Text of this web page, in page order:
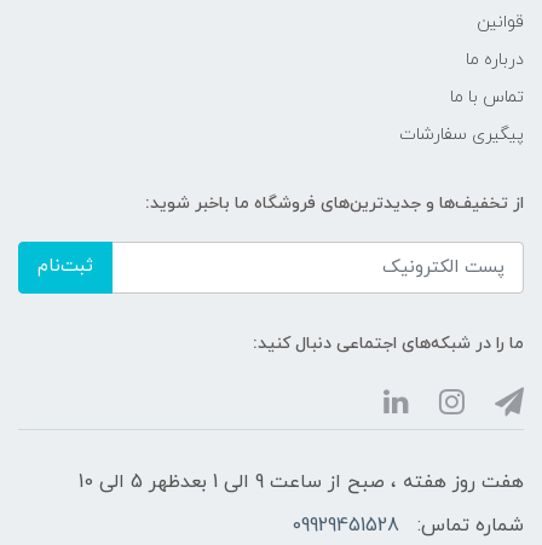
قوانین
درباره ما
تماس با ما
پیگیری سفارشات
از تخفیف‌ها و جدیدترین‌های فروشگاه ما باخبر شوید:
ثبت‌نام
ما را در شبکه‌های اجتماعی دنبال کنید:
هفت روز هفته ، صبح از ساعت 9 الی 1 بعدظهر 5 الی 10
شماره تماس:
09929451528